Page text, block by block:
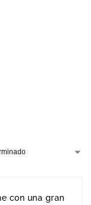
con una gran